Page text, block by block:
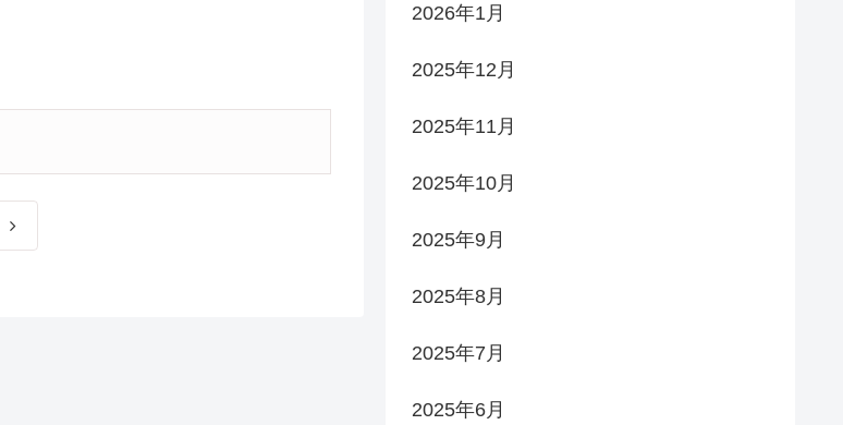
次
2026年1月
2025年12月
2025年11月
2025年10月
2025年9月
2025年8月
2025年7月
2025年6月